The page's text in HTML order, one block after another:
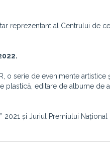
reprezentant al Centrului de
o serie de evenimente
plastică, editare de albume de
și Juriul Premiului Național